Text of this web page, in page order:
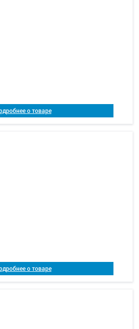
о товаре
о товаре